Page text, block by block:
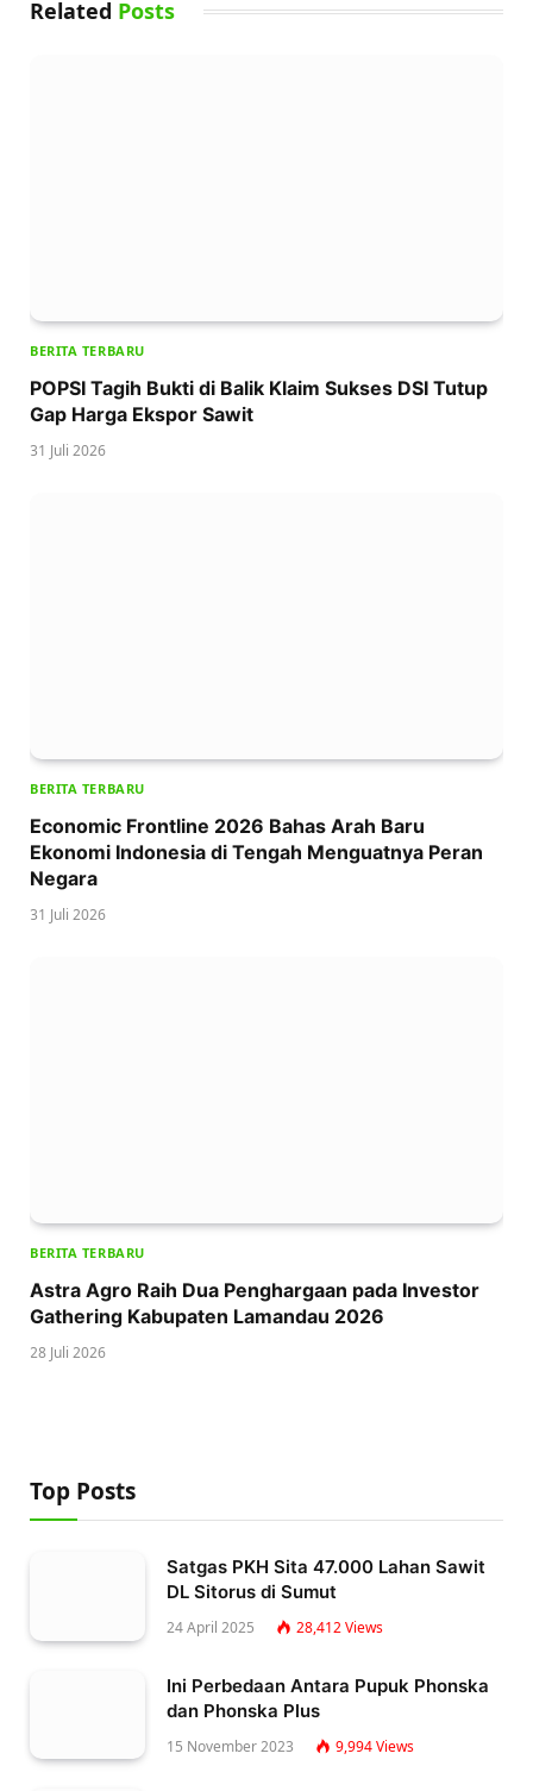
Related Posts
BERITA TERBARU
POPSI Tagih Bukti di Balik Klaim Sukses DSI Tutup
Gap Harga Ekspor Sawit
31 Juli 2026
BERITA TERBARU
Economic Frontline 2026 Bahas Arah Baru
Ekonomi Indonesia di Tengah Menguatnya Peran
Negara
31 Juli 2026
BERITA TERBARU
Astra Agro Raih Dua Penghargaan pada Investor
Gathering Kabupaten Lamandau 2026
28 Juli 2026
Top Posts
Satgas PKH Sita 47.000 Lahan Sawit
DL Sitorus di Sumut
24 April 2025 28,412Views
Ini Perbedaan Antara Pupuk Phonska
dan Phonska Plus
15 November 2023 9,994Views